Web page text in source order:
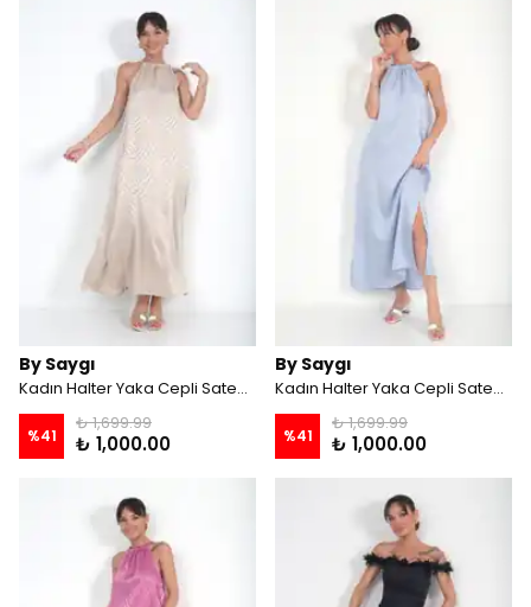
By Saygı
Kadın Halter Yaka Cepli Saten Dokulu Uzun Elbise - Bej
%41
₺ 1,699.99
₺ 1,000.00
By Saygı
Kadın Halter Yaka Cepli Saten Dokulu Uzun Elbise - Bebe Mavi
%41
₺ 1,699.99
₺ 1,000.00